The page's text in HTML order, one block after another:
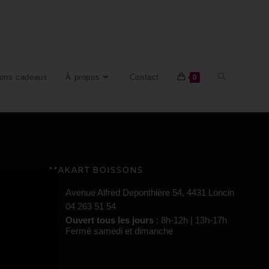
cadeaux À propos Contact 0
MAKART BOISSONS
Avenue Alfred Deponthière 54, 4431 Loncin
04 263 51 54
Ouvert tous les jours: 8h-12h | 13h-17h
Fermé samedi et dimanche